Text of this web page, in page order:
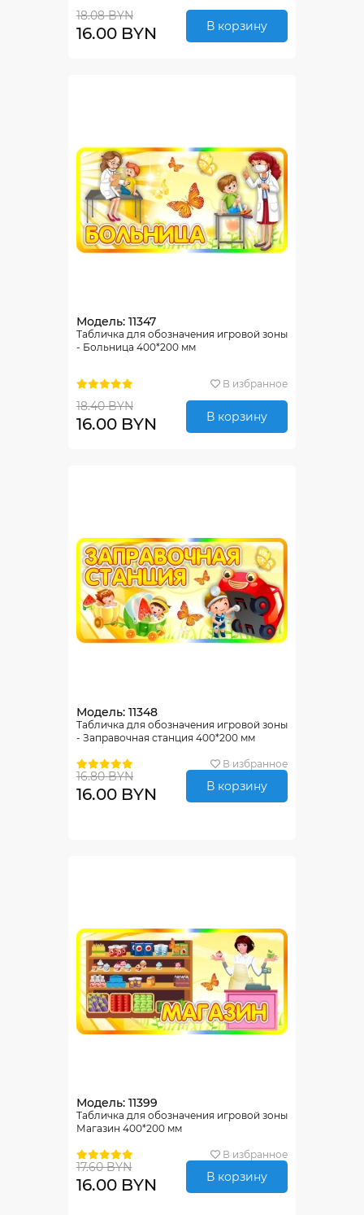
18.08 BYN
16.00 BYN В корзину
Модель: 11347
Табличка для обозначения игровой зоны
- Больница 400*200 мм
В избранное
18.40 BYN
16.00 BYN В корзину
Модель: 11348
Табличка для обозначения игровой зоны
- Заправочная станция 400*200 мм
В избранное
16.80 BYN
16.00 BYN В корзину
Модель: 11399
Табличка для обозначения игровой зоны
Магазин 400*200 мм
В избранное
17.60 BYN
16.00 BYN В корзину